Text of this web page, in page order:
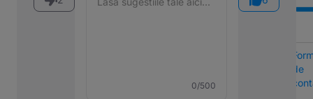
de
0/500